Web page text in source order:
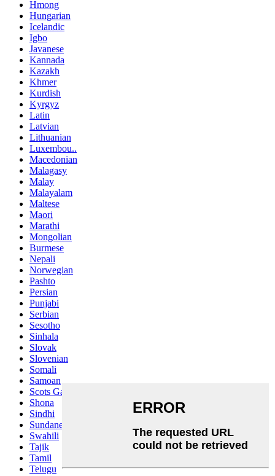
Hmong
Hungarian
Icelandic
Igbo
Javanese
Kannada
Kazakh
Khmer
Kurdish
Kyrgyz
Latin
Latvian
Lithuanian
Luxembou..
Macedonian
Malagasy
Malay
Malayalam
Maltese
Maori
Marathi
Mongolian
Burmese
Nepali
Norwegian
Pashto
Persian
Punjabi
Serbian
Sesotho
Sinhala
Slovak
Slovenian
Somali
Samoan
Scots Gaelic
Shona
Sindhi
Sundanese
Swahili
Tajik
Tamil
Telugu